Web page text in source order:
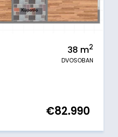
38 m2
DVOSOBAN
€82.990